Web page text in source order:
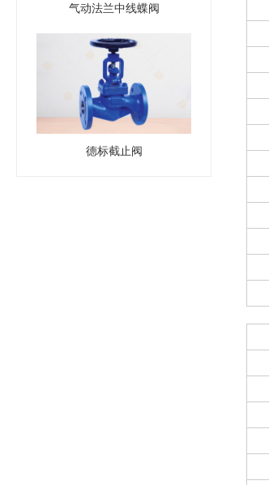
气动法兰中线蝶阀
德标截止阀